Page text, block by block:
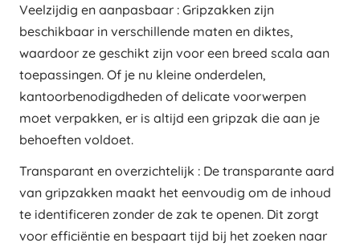
Veelzijdig en aanpasbaar : Gripzakken zijn
beschikbaar in verschillende maten en diktes,
waardoor ze geschikt zijn voor een breed scala aan
toepassingen. Of je nu kleine onderdelen,
kantoorbenodigdheden of delicate voorwerpen
moet verpakken, er is altijd een gripzak die aan je
behoeften voldoet.
Transparant en overzichtelijk : De transparante aard
van gripzakken maakt het eenvoudig om de inhoud
te identificeren zonder de zak te openen. Dit zorgt
voor efficiëntie en bespaart tijd bij het zoeken naar